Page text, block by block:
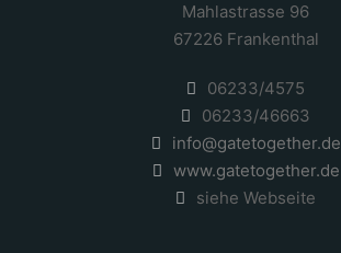
Mahlastrasse 96
67226 Frankenthal
06233/4575
06233/46663
info@gatetogether.de
www.gatetogether.de
siehe Webseite